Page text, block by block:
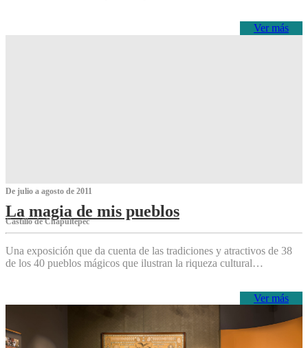
Ver más
De julio a agosto de 2011
La magia de mis pueblos
Castillo de Chapultepec
Una exposición que da cuenta de las tradiciones y atractivos de 38
de los 40 pueblos mágicos que ilustran la riqueza cultural…
Ver más